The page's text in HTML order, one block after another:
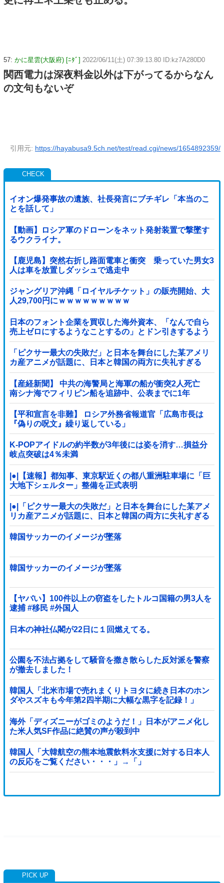
57: かに星雲(大阪府) [ﾆﾀﾞ] 2022/06/11(土) 07:39:13.80 ID:kz7A280D0
関西電力は深夜料金以外は下がってるからなん
の文句もないぞ
引用元: https://hayabusa9.5ch.net/test/read.cgi/news/1654892359/
イオン爆発事故の遺族、社長発言にブチギレ「本当のこ
とを話して」
【動画】ロシア軍のドローンをネット発射装置で撃墜す
るウクライナ。
【鹿児島】突然右折し路面電車と衝突 乗っていた男女3
人は車を放置しダッシュで逃走中
ジャングリア沖縄「ロイヤルチケット」の販売開始、大
人29,700円にｗｗｗｗｗｗｗｗｗ
日本のフォント企業を買収した海外資本、「なんで自ら
売上ゼロにするようなことするの」とドン引きするよう
な方針転換を……他
「ピクサー最大の失敗だ」と日本を舞台にした某アメリ
カ産アニメが話題に、日本と韓国の両方に失礼すぎる
わ……
【産経新聞】 中共の海警局と海軍の船が衝突2人死亡
南シナ海でフィリピン船を追跡中、公表までに1年
【平和宣言を非難】 ロシア外務省報道官「広島市長は
『偽りの呪文』繰り返している」
K-POPアイドルの約半数が3年後には姿を消す…損益分
岐点突破は4％未満
|●|【速報】都知事、東京駅近くの都八重洲駐車場に「巨
大地下シェルター」整備を正式表明
|●|「ピクサー最大の失敗だ」と日本を舞台にした某アメ
リカ産アニメが話題に、日本と韓国の両方に失礼すぎる
わ……
韓国サッカーのイメージが墜落
韓国サッカーのイメージが墜落
【ヤバい】100件以上の窃盗をしたトルコ国籍の男3人を
逮捕 #移民 #外国人
日本の神社仏閣が22日に１回燃えてる。
公園を不法占拠をして騒音を撒き散らした反対派を警察
が撤去しました！
韓国人「北米市場で売れまくりトヨタに続き日本のホン
ダやスズキも今年第2四半期に大幅な黒字を記録！」
→「あまりにも見事なV字回復‥」
海外「ディズニーがゴミのようだ！」日本がアニメ化し
た米人気SF作品に絶賛の声が殺到中
韓国人「大韓航空の熊本地震飲料水支援に対する日本人
の反応をご覧ください・・・」→「」